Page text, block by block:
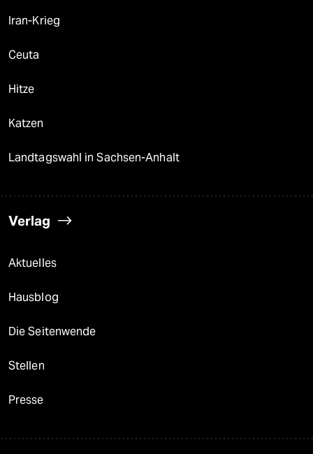
Iran-Krieg
Ceuta
Hitze
Katzen
Landtagswahl in Sachsen-Anhalt
Verlag
Aktuelles
Hausblog
Die Seitenwende
Stellen
Presse